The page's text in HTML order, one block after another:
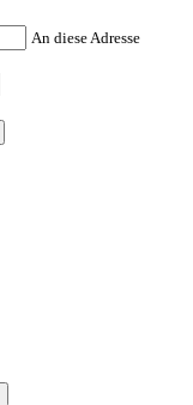
An diese Adresse